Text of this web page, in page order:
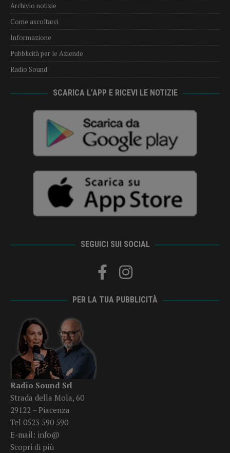
Archivio notizie
Come ascoltarci
Informazione
Pubblicità per le Aziende
Radio Sound
SCARICA L’APP E RICEVI LE NOTIZIE
SEGUICI SUI SOCIAL
PER LA TUA PUBBLICITÀ
Radio Sound Srl
Strada della Mola, 60
29122 – Piacenza
Tel 0523 590 590
E-mail: info@
Scopri di più